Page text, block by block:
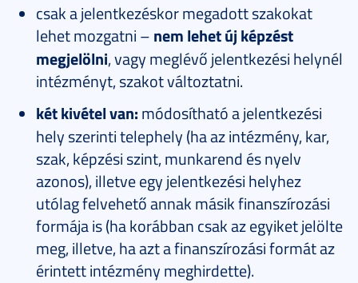
csak a jelentkezéskor megadott szakokat
lehet mozgatni – nem lehet új képzést
megjelölni, vagy meglévő jelentkezési helynél
intézményt, szakot változtatni.
két kivétel van: módosítható a jelentkezési
hely szerinti telephely (ha az intézmény, kar,
szak, képzési szint, munkarend és nyelv
azonos), illetve egy jelentkezési helyhez
utólag felvehető annak másik finanszírozási
formája is (ha korábban csak az egyiket jelölte
meg, illetve, ha azt a finanszírozási formát az
érintett intézmény meghirdette).